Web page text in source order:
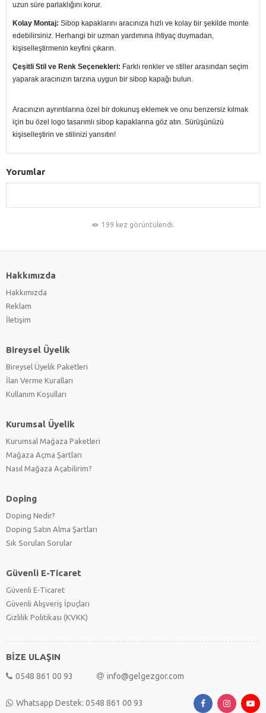
uzun süre parlaklığını korur.
Kolay Montaj: Sibop kapaklarını aracınıza hızlı ve kolay bir şekilde monte
edebilirsiniz. Herhangi bir uzman yardımına ihtiyaç duymadan,
kişiselleştirmenin keyfini çıkarın.
Çeşitli Stil ve Renk Seçenekleri: Farklı renkler ve stiller arasından seçim
yaparak aracınızın tarzına uygun bir sibop kapağı bulun.
Aracınızın ayrıntılarına özel bir dokunuş eklemek ve onu benzersiz kılmak
için bu özel logo tasarımlı sibop kapaklarına göz atın. Sürüşünüzü
kişiselleştirin ve stilinizi yansıtın!
Yorumlar
199 kez görüntülendi.
Hakkımızda
Hakkımızda
Reklam
İletişim
Bireysel Üyelik
Bireysel Üyelik Paketleri
İlan Verme Kuralları
Kullanım Koşulları
Kurumsal Üyelik
Kurumsal Mağaza Paketleri
Mağaza Açma Şartları
Nasıl Mağaza Açabilirim?
Doping
Doping Nedir?
Doping Satın Alma Şartları
Sık Sorulan Sorular
Güvenli E-Ticaret
Güvenli E-Ticaret
Güvenli Alışveriş İpuçları
Gizlilik Politikası (KVKK)
BİZE ULAŞIN
0548 861 00 93 info@gelgezgor.com
Whatsapp Destek: 0548 861 00 93